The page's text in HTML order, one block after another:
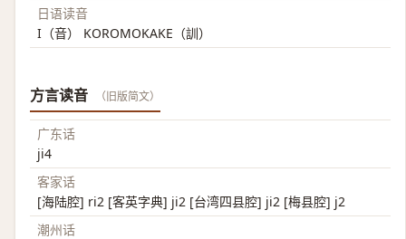
日语读音
I（音） KOROMOKAKE（訓）
方言读音 （旧版简文）
广东话
ji4
客家话
[海陆腔] ri2 [客英字典] ji2 [台湾四县腔] ji2 [梅县腔] j2
潮州话